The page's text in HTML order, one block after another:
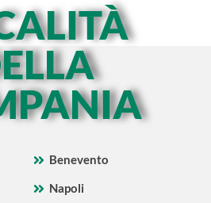
Benevento
Napoli